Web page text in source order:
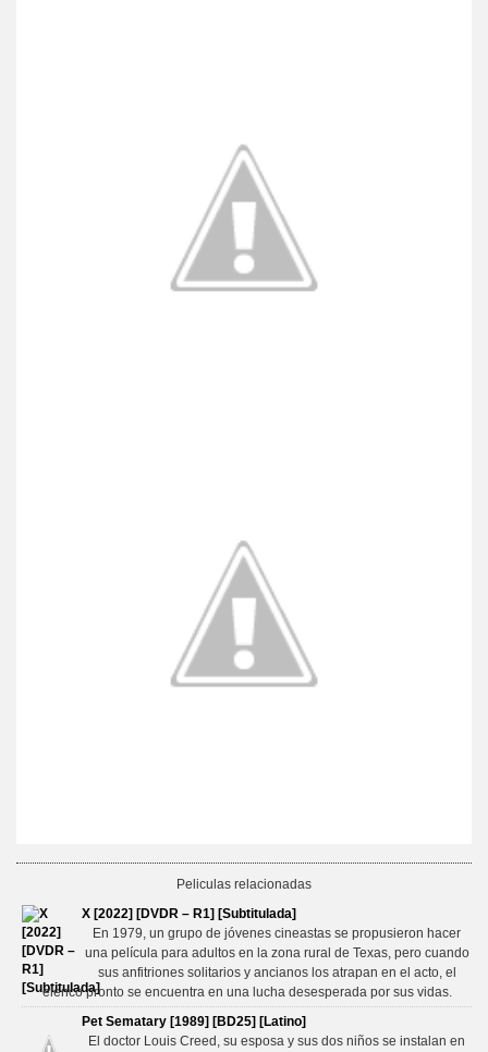
Peliculas relacionadas
X [2022] [DVDR – R1] [Subtitulada]
En 1979, un grupo de jóvenes cineastas se propusieron hacer
una película para adultos en la zona rural de Texas, pero cuando
sus anfitriones solitarios y ancianos los atrapan en el acto, el
elenco pronto se encuentra en una lucha desesperada por sus vidas.
Pet Sematary [1989] [BD25] [Latino]
El doctor Louis Creed, su esposa y sus dos niños se instalan en